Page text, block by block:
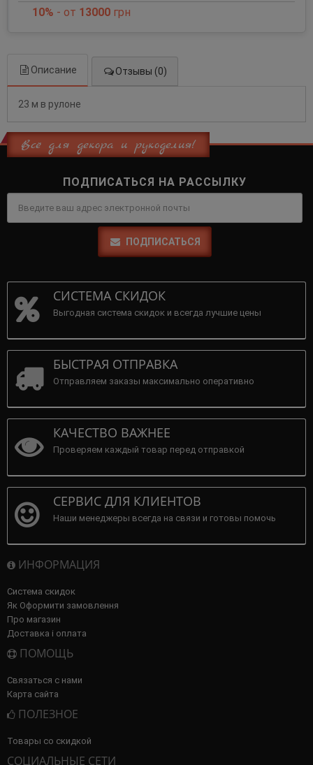
10% - от 13000 грн
Описание Отзывы (0)
23 м в рулоне
Всё для декора и рукоделия!
ПОДПИСАТЬСЯ НА РАССЫЛКУ
ПОДПИСАТЬСЯ
СИСТЕМА СКИДОК
Выгодная система скидок и всегда лучшие цены
БЫСТРАЯ ОТПРАВКА
Отправляем заказы максимально оперативно
КАЧЕСТВО ВАЖНЕЕ
Проверяем каждый товар перед отправкой
СЕРВИС ДЛЯ КЛИЕНТОВ
Наши менеджеры всегда на связи и готовы помочь
ИНФОРМАЦИЯ
Система скидок
Як Оформити замовлення
Про магазин
Доставка і оплата
ПОМОЩЬ
Связаться с нами
Карта сайта
ПОЛЕЗНОЕ
Товары со скидкой
СОЦИАЛЬНЫЕ СЕТИ